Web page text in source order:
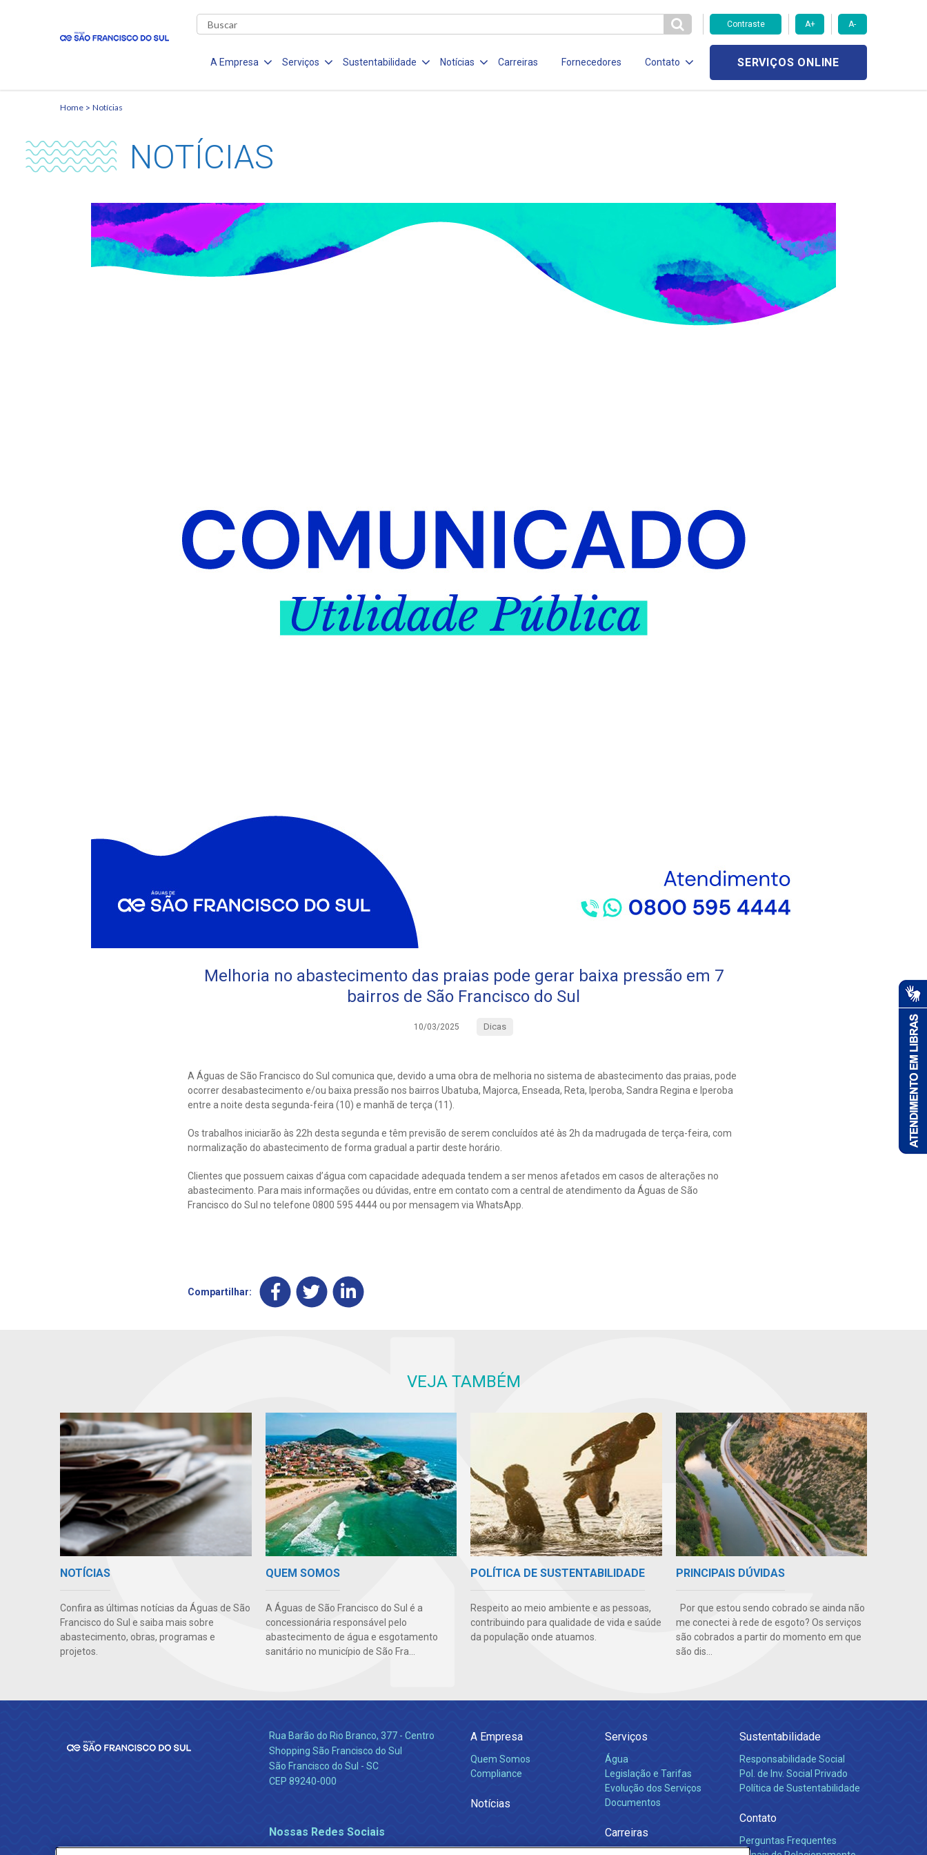
Contraste A+ A-
A Empresa Serviços Sustentabilidade Notícias Carreiras Fornecedores Contato SERVIÇOS ONLINE
Home Notícias
NOTÍCIAS
Melhoria no abastecimento das praias pode gerar baixa pressão em 7
bairros de São Francisco do Sul
10/03/2025 Dicas
A Águas de São Francisco do Sul comunica que, devido a uma obra de melhoria no sistema de abastecimento das praias, pode
ocorrer desabastecimento e/ou baixa pressão nos bairros Ubatuba, Majorca, Enseada, Reta, Iperoba, Sandra Regina e Iperoba
entre a noite desta segunda-feira (10) e manhã de terça (11).
Os trabalhos iniciarão às 22h desta segunda e têm previsão de serem concluídos até às 2h da madrugada de terça-feira, com
normalização do abastecimento de forma gradual a partir deste horário.
Clientes que possuem caixas d’água com capacidade adequada tendem a ser menos afetados em casos de alterações no
abastecimento. Para mais informações ou dúvidas, entre em contato com a central de atendimento da Águas de São
Francisco do Sul no telefone 0800 595 4444 ou por mensagem via WhatsApp.
Compartilhar:
VEJA TAMBÉM
NOTÍCIAS
Confira as últimas notícias da Águas de São
Francisco do Sul e saiba mais sobre
abastecimento, obras, programas e
projetos.
QUEM SOMOS
A Águas de São Francisco do Sul é a
concessionária responsável pelo
abastecimento de água e esgotamento
sanitário no município de São Fra...
POLÍTICA DE SUSTENTABILIDADE
Respeito ao meio ambiente e as pessoas,
contribuindo para qualidade de vida e saúde
da população onde atuamos.
PRINCIPAIS DÚVIDAS
Por que estou sendo cobrado se ainda não
me conectei à rede de esgoto? Os serviços
são cobrados a partir do momento em que
são dis...
Rua Barão do Rio Branco, 377 - Centro
Shopping São Francisco do Sul
São Francisco do Sul - SC
CEP 89240-000
Nossas Redes Sociais
A Empresa
Quem Somos
Compliance
Notícias
Serviços
Água
Legislação e Tarifas
Evolução dos Serviços
Documentos
Carreiras
Sustentabilidade
Responsabilidade Social
Pol. de Inv. Social Privado
Política de Sustentabilidade
Contato
Perguntas Frequentes